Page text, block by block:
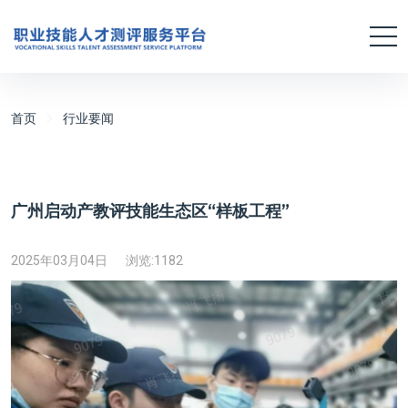
首页 行业要闻
广州启动产教评技能生态区“样板工程”
2025年03月04日 浏览:1182